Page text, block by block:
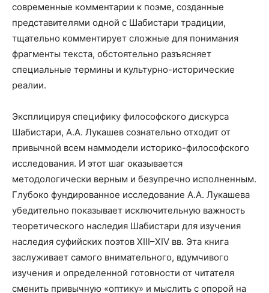
современные комментарии к поэме, созданные
представителями одной с Шабистари традиции,
тщательно комментирует сложные для понимания
фрагменты текста, обстоятельно разъясняет
специальные термины и культурно-исторические
реалии.
Эксплицируя специфику философского дискурса
Шабистари, А.А. Лукашев сознательно отходит от
привычной всем наммодели историко-философского
исследования. И этот шаг оказывается
методологически верным и безупречно исполненным.
Глубоко фундированное исследование А.А. Лукашева
убедительно показывает исключительную важность
теоретического наследия Шабистари для изучения
наследия суфийских поэтов XIII–XIV вв. Эта книга
заслуживает самого внимательного, вдумчивого
изучения и определенной готовности от читателя
сменить привычную «оптику» и мыслить с опорой на